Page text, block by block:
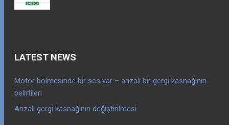
LATEST NEWS
Motor bölmesinde bir ses var – arızalı bir gergi kasnağının
belirtileri
Arızalı gergi kasnağının değiştirilmesi